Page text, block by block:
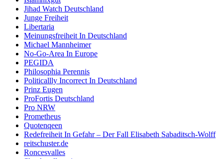
Jihad Watch Deutschland
Junge Freiheit
Libertaria
Meinungsfreiheit In Deutschland
Michael Mannheimer
No-Go-Area In Europe
PEGIDA
Philosophia Perennis
Politicallly Incorrect In Deutschland
Prinz Eugen
ProFortis Deutschland
Pro NRW
Prometheus
Quotenqeen
Redefreiheit In Gefahr – Der Fall Elisabeth Sabaditsch-Wolff
reitschuster.de
Roncesvalles